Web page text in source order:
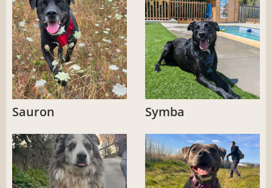
Sauron Symba